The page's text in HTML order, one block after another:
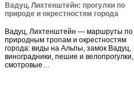
Вадуц, Лихтенштейн: прогулки по
природе и окрестностям города
Вадуц, Лихтенштейн — маршруты по
природным тропам и окрестностям
города: виды на Альпы, замок Вадуц,
виноградники, пешие и велопрогулки,
смотровые…